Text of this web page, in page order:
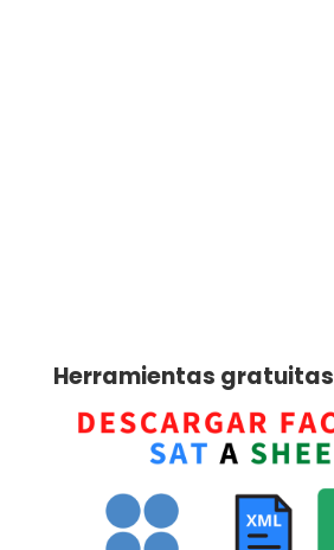
Herramientas gratuitas